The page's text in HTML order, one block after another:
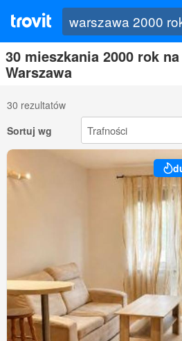
30 mieszkania 2000 rok
Warszawa
30 rezultatów
Sortuj wg